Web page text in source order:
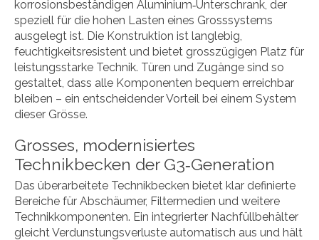
korrosionsbeständigen Aluminium‑Unterschrank, der
speziell für die hohen Lasten eines Grosssystems
ausgelegt ist. Die Konstruktion ist langlebig,
feuchtigkeitsresistent und bietet grosszügigen Platz für
leistungsstarke Technik. Türen und Zugänge sind so
gestaltet, dass alle Komponenten bequem erreichbar
bleiben – ein entscheidender Vorteil bei einem System
dieser Grösse.
Grosses, modernisiertes
Technikbecken der G3‑Generation
Das überarbeitete Technikbecken bietet klar definierte
Bereiche für Abschäumer, Filtermedien und weitere
Technikkomponenten. Ein integrierter Nachfüllbehälter
gleicht Verdunstungsverluste automatisch aus und hält